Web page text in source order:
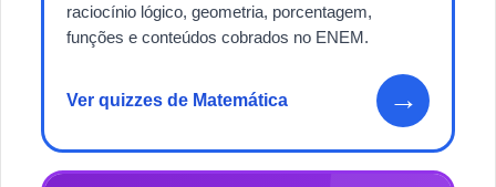
raciocínio lógico, geometria, porcentagem,
funções e conteúdos cobrados no ENEM.
Ver quizzes de Matemática →